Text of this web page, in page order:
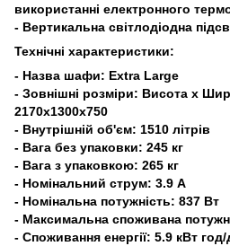
використанні електронного
- Вертикальна світлодіодна
Технічні характеристики:
- Назва шафи: Extra Large
- Зовнішні розміри: Висота x
2170x1300x750
- Внутрішній об'єм: 1510 літрів
- Вага без упаковки: 245 кг
- Вага з упаковкою: 265 кг
- Номінальний струм: 3.9 А
- Номінальна потужність: 837 Вт
- Максимальна споживана
- Споживання енергії: 5.9 кВт